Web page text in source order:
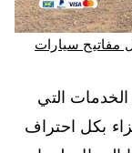
98080146‬ نسخ وعمل مفاتيح سيارات
التي
بكل احتراف